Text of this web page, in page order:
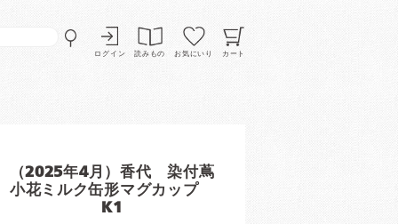
ログイン 読みもの お気にいり カート
（2025年4月）香代 染付蔦
小花ミルク缶形マグカップ
K1